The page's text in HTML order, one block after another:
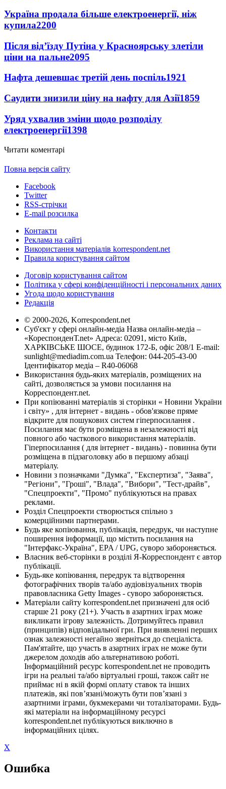
Україна продала більше електроенергії, ніж
купила2200
Після від’їзду Путіна у Красноярську злетіли
ціни на пальне2095
Нафта дешевшає третій день поспіль1921
Саудити знизили ціну на нафту для Азії1859
Уряд ухвалив зміни щодо розподілу
електроенергії1398
Читати коментарі
Повна версія сайту
Facebook
Twitter
RSS-стрічки
E-mail розсилка
Контакти
Реклама на сайті
Використання матеріалів korrespondent.net
Правила користування сайтом
Договір користування сайтом
Політика у сфері конфіденційності і персональних даних
Угода щодо користування
Редакція
© 2000-2026, Korrespondent.net
Суб'єкт у сфері онлайн-медіа Назва онлайн-медіа –
«КореспонденТ.net» Адреса: 02091, місто Київ,
ХАРКІВСЬКЕ ШОСЕ, будинок 172-Б, офіс 208/1 E-mail:
sunlight@mediadim.com.ua Телефон: 044-205-43-00
Ідентифікатор медіа – R40-06068
Використання будь-яких матеріалів, розміщених на
сайті, дозволяється за умови посилання на
Корреспондент.net.
При копіюванні матеріалів зі сторінки « Новини України
і світу» , для інтернет - видань - обов'язкове пряме
відкрите для пошукових систем гіперпосилання .
Посилання має бути розміщена в незалежності від
повного або часткового використання матеріалів.
Гіперпосилання ( для інтернет - видань) - повинна бути
розміщена в підзаголовку або в першому абзаці
матеріалу.
Новини з позначками "Думка", "Експертиза", "Заява",
"Регіони", "Гроші", "Влада", "Вибори", "Тест-драйв",
"Спецпроекти", "Промо" публікуються на правах
реклами.
Розділ Спецпроекти створюється спільно з
комерційними партнерами.
Будь яке копіювання, публікація, передрук, чи наступне
поширення інформації, що містить посилання на
"Інтерфакс-Україна", EPA / UPG, суворо забороняється.
Власник веб-сторінки в розділі Я-Корреспондент є автор
публікації.
Будь-яке копіювання, передрук та відтворення
фотографічних творів та/або аудіовізуальних творів
правовласника Getty Images - суворо забороняється.
Матеріали сайту korrespondent.net призначені для осіб
старше 21 року (21+). Участь в азартних іграх може
викликати ігрову залежність. Дотримуйтесь правил
(принципів) відповідальної гри. При виявленні перших
ознак залежності негайно зверніться до спеціаліста.
Пам'ятайте, що участь в азартних іграх не може бути
джерелом доходів або альтернативою роботі.
Інформаційний ресурс korrespondent.net не проводить
ігри на реальні та/або віртуальні гроші, також сайт не
приймає ні в якій формі оплату ставок та інших
платежів, які пов’язані/можуть бути пов’язані з
азартними іграми, букмекерами чи тоталізаторами. Будь-
які матеріали на інформаційному ресурсі
korrespondent.net публікуються виключно в
інформаційних цілях.
X
Ошибка